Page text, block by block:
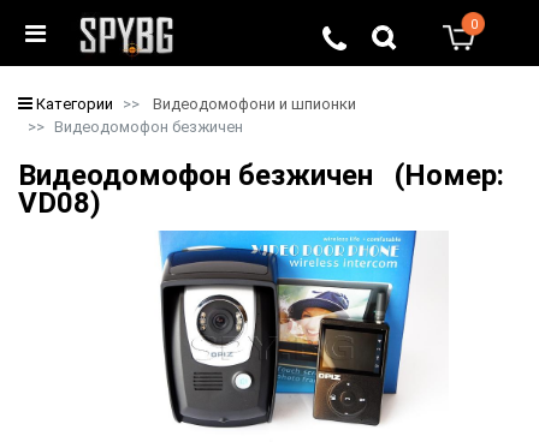
0
Категории
Видеодомофони и шпионки
Видеодомофон безжичен
Видеодомофон безжичен (Номер:
VD08)